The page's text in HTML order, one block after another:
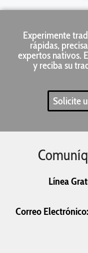
Pasaportes
Comunicados de
Prensa
Currículos
Solicitudes de
Ingreso a la
Técnica
Marketing
Experimente
rápidas,
expertos nativos.
y reciba su
Solicite
Línea
Correo Electrónico: